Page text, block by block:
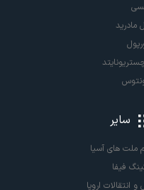
مادرید
سایر
ملت های آسیا
فیفا
و انتقالات اروپا